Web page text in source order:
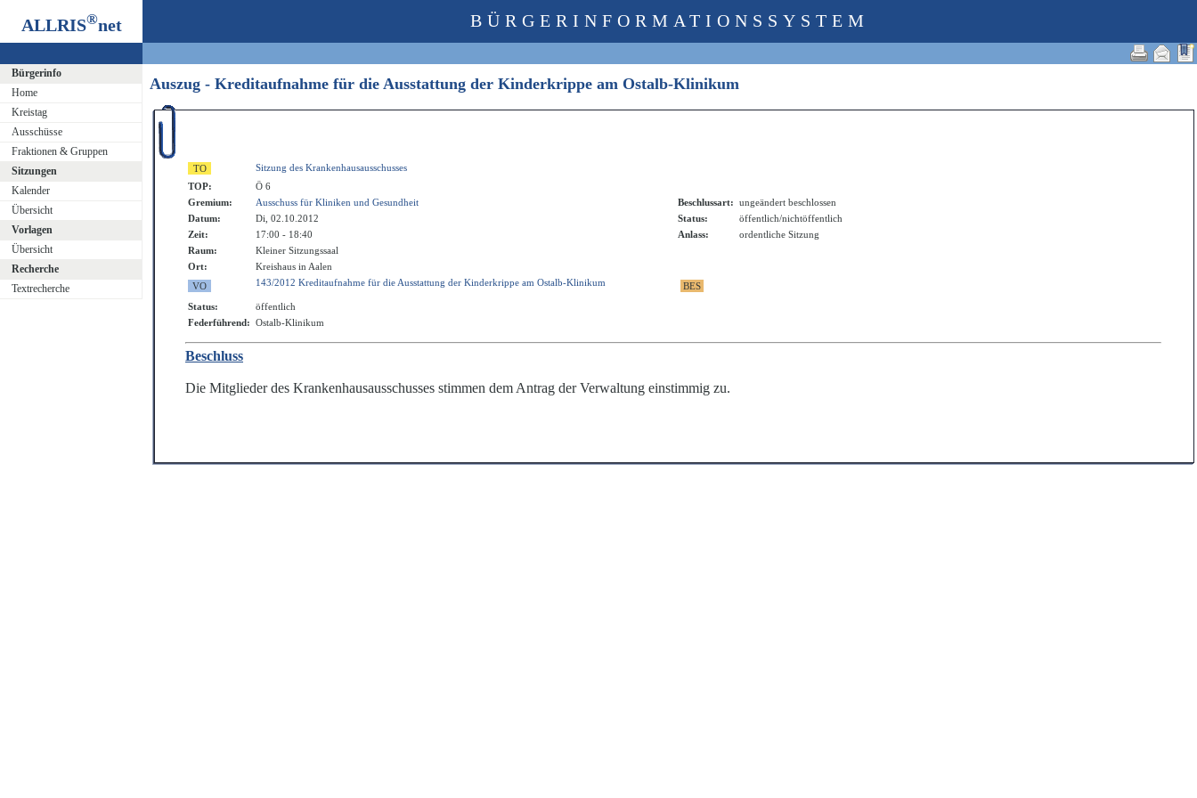
ALLRIS®net
Bürgerinfo
Home
Kreistag
Ausschüsse
Fraktionen & Gruppen
Sitzungen
Kalender
Übersicht
Vorlagen
Übersicht
Recherche
Textrecherche
BÜRGERINFORMATIONSSYSTEM
Auszug - Kreditaufnahme für die Ausstattung der Kinderkrippe am Ostalb-Klinikum
Sitzung des Krankenhausausschusses
TOP:
Ö 6
Gremium:
Ausschuss für Kliniken und Gesundheit Beschlussart: ungeändert beschlossen
Datum:
Di, 02.10.2012 Status:
öffentlich/nichtöffentlich
Zeit:
17:00 - 18:40 Anlass:
ordentliche Sitzung
Raum:
Kleiner Sitzungssaal
Ort:
Kreishaus in Aalen
143/2012 Kreditaufnahme für die Ausstattung der Kinderkrippe am Ostalb-Klinikum
Status:
öffentlich
Federführend: Ostalb-Klinikum
Beschluss
Die Mitglieder des Krankenhausausschusses stimmen dem Antrag der Verwaltung einstimmig zu.